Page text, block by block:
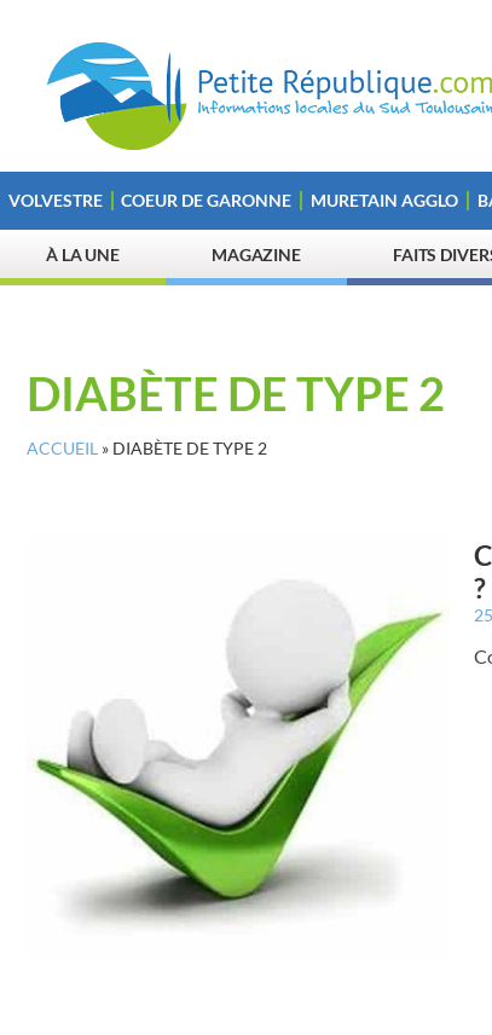
VOLVESTRE COEUR DE GARONNE MURETAIN AGGLO
À LA UNE MAGAZINE FAITS
DIABÈTE DE TYPE 2
ACCUEIL » DIABÈTE DE TYPE 2
?